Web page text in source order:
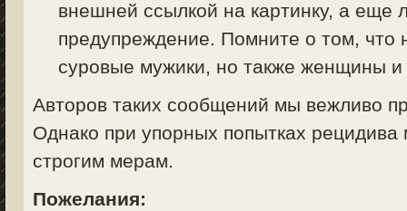
внешней ссылкой на картинку, а еще
предупреждение. Помните о том, что
суровые мужики, но также женщины и
Авторов таких сообщений мы вежливо
Однако при упорных попытках
строгим мерам.
Пожелания: